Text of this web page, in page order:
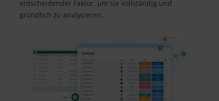
entscheidender Faktor, um sie vollständig und
gründlich zu analysieren.